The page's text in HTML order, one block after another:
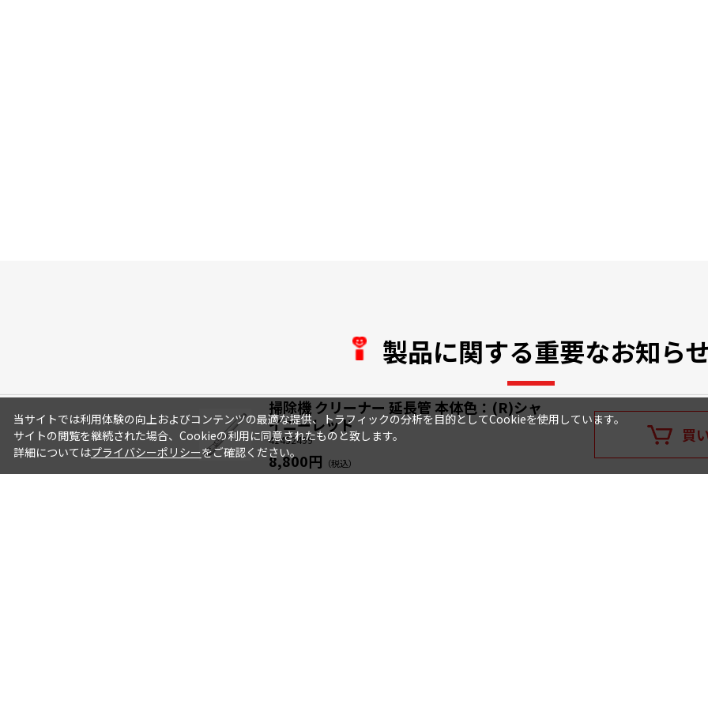
掃除機 クリーナー 延長管 本体色：(R)シャ
イニーレッド
41452499
8,800円
買
製品に関する重要なお知ら
当サイトでは利用体験の向上およびコンテンツの最適な提供、トラフィックの分析を目的としてCookieを使用しています。
サイトの閲覧を継続された場合、Cookieの利用に同意されたものと致します。
詳細についてはプライバシーポリシーをご確認ください。